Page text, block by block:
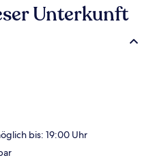
Unterkunft
bis: 19:00 Uhr